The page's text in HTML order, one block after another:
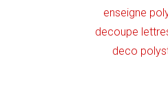
enseigne
decoupe
deco